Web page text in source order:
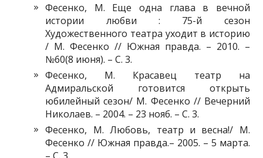
Фесенко, М. Еще одна глава в вечной
истории любви : 75-й сезон
Художественного театра уходит в историю
/ М. Фесенко // Южная правда. – 2010. –
№60(8 июня). – С. 3.
Фесенко, М. Красавец театр на
Адмиральской готовится открыть
юбилейный сезон/ М. Фесенко // Вечерний
Николаев. – 2004. – 23 нояб. – С. 3.
Фесенко, М. Любовь, театр и весна!/ М.
Фесенко // Южная правда.– 2005. – 5 марта.